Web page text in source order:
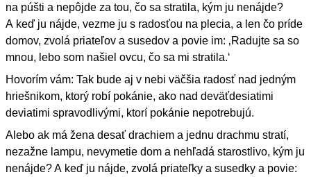
na púšti a nepôjde za tou, čo sa stratila, kým ju nenájde?
A keď ju nájde, vezme ju s radosťou na plecia, a len čo príde
domov, zvolá priateľov a susedov a povie im: ‚Radujte sa so
mnou, lebo som našiel ovcu, čo sa mi stratila.‘
Hovorím vám: Tak bude aj v nebi väčšia radosť nad jedným
hriešnikom, ktorý robí pokánie, ako nad deväťdesiatimi
deviatimi spravodlivými, ktorí pokánie nepotrebujú.
Alebo ak má žena desať drachiem a jednu drachmu stratí,
nezažne lampu, nevymetie dom a nehľadá starostlivo, kým ju
nenájde? A keď ju nájde, zvolá priateľky a susedky a povie: